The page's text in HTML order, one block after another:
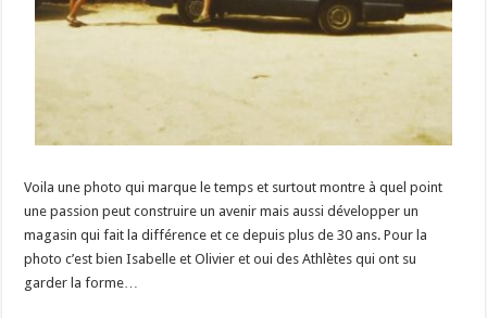
Voila une photo qui marque le temps et surtout montre à quel point
une passion peut construire un avenir mais aussi développer un
magasin qui fait la différence et ce depuis plus de 30 ans. Pour la
photo c’est bien Isabelle et Olivier et oui des Athlètes qui ont su
garder la forme…